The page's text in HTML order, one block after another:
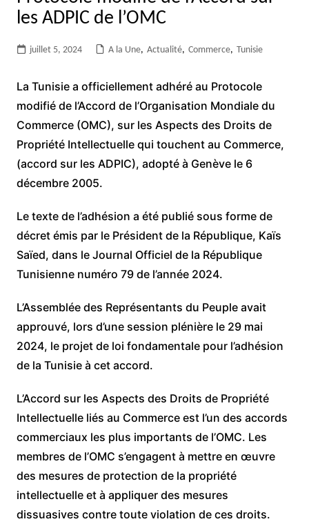
les ADPIC de l’OMC
juillet 5, 2024 A la Une, Actualité, Commerce, Tunisie
La Tunisie a officiellement adhéré au Protocole
modifié de l’Accord de l’Organisation Mondiale du
Commerce (OMC), sur les Aspects des Droits de
Propriété Intellectuelle qui touchent au Commerce,
(accord sur les ADPIC), adopté à Genève le 6
décembre 2005.
Le texte de l’adhésion a été publié sous forme de
décret émis par le Président de la République, Kaïs
Saïed, dans le Journal Officiel de la République
Tunisienne numéro 79 de l’année 2024.
L’Assemblée des Représentants du Peuple avait
approuvé, lors d’une session plénière le 29 mai
2024, le projet de loi fondamentale pour l’adhésion
de la Tunisie à cet accord.
L’Accord sur les Aspects des Droits de Propriété
Intellectuelle liés au Commerce est l’un des accords
commerciaux les plus importants de l’OMC. Les
membres de l’OMC s’engagent à mettre en œuvre
des mesures de protection de la propriété
intellectuelle et à appliquer des mesures
dissuasives contre toute violation de ces droits.